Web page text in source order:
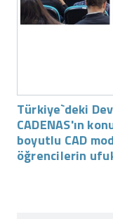
Türkiye`deki
CADENAS'ın
boyutlu CAD
öğrencilerin